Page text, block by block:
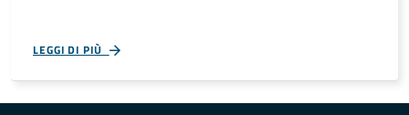
LEGGI DI PIÙ